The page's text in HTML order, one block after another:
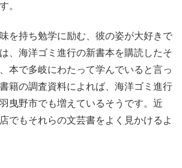
。
を持ち勉学に励む、彼の姿が大好きで
、海洋ゴミ進行の新書本を購読したそ
本で多岐にわたって学んでいると言っ
籍の調査資料によれば、海洋ゴミ進行
曳野市でも増えているそうです。近
でもそれらの文芸書をよく見かけるよ